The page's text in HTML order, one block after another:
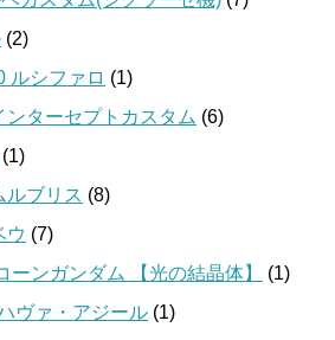
(2)
ルシファロ (1)
ンターセプトカスタム (6)
(1)
ルブリス (8)
ウ (7)
ーンガンダム 【光の結晶体】
(1)
ヴァ・アジール (1)